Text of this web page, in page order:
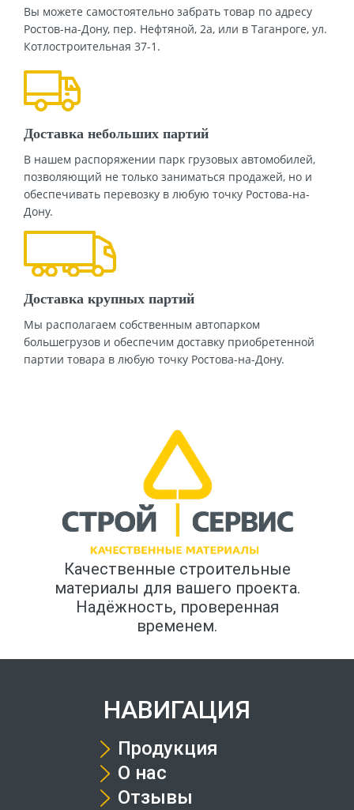
Вы можете самостоятельно забрать товар по адресу
Ростов-на-Дону, пер. Нефтяной, 2а, или в Таганроге, ул.
Котлостроительная 37-1.
Доставка небольших партий
В нашем распоряжении парк грузовых автомобилей,
позволяющий не только заниматься продажей, но и
обеспечивать перевозку в любую точку Ростова-на-
Дону.
Доставка крупных партий
Мы располагаем собственным автопарком
большегрузов и обеспечим доставку приобретенной
партии товара в любую точку Ростова-на-Дону.
Качественные строительные
материалы для вашего проекта.
Надёжность, проверенная
временем.
НАВИГАЦИЯ
Продукция
О нас
Отзывы